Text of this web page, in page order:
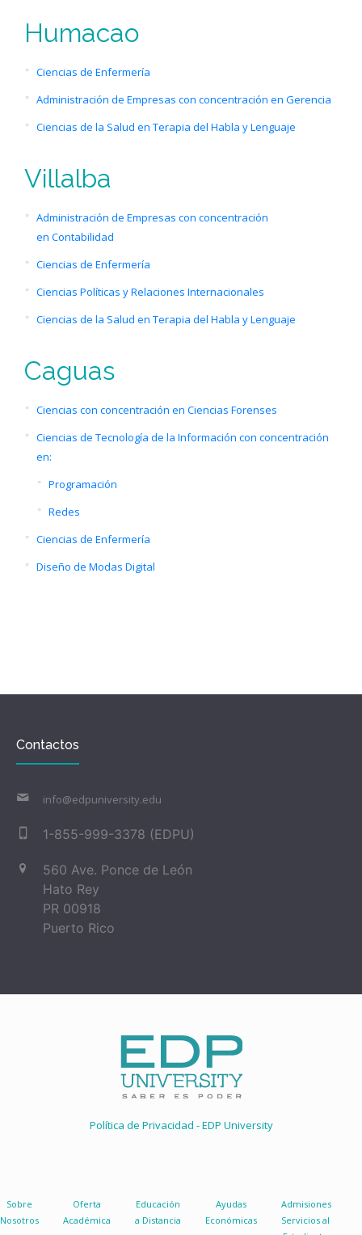
Humacao
Ciencias de Enfermería
Administración de Empresas con concentración en Gerencia
Ciencias de la Salud en Terapia del Habla y Lenguaje
Villalba
Administración de Empresas con concentración
en Contabilidad
Ciencias de Enfermería
Ciencias Políticas y Relaciones Internacionales
Ciencias de la Salud en Terapia del Habla y Lenguaje
Caguas
Ciencias con concentración en Ciencias Forenses
Ciencias de Tecnología de la Información con concentración
en:
Programación
Redes
Ciencias de Enfermería
Diseño de Modas Digital
Contactos
info@edpuniversity.edu
1-855-999-3378 (EDPU)
560 Ave. Ponce de León
Hato Rey
PR 00918
Puerto Rico
Política de Privacidad - EDP University
Sobre
Nosotros
Oferta
Académica
Educación
a Distancia
Ayudas
Económicas
Admisiones
Servicios al